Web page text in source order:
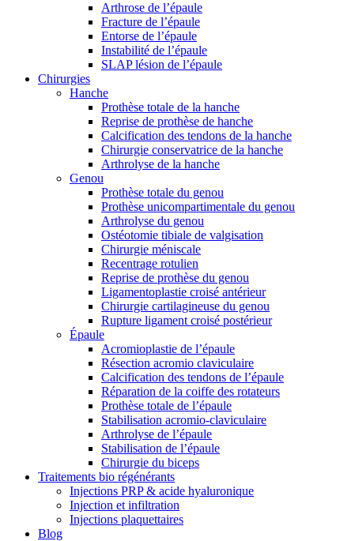
Arthrose de l’épaule
Fracture de l’épaule
Entorse de l’épaule
Instabilité de l’épaule
SLAP lésion de l’épaule
Chirurgies
Hanche
Prothèse totale de la hanche
Reprise de prothèse de hanche
Calcification des tendons de la hanche
Chirurgie conservatrice de la hanche
Arthrolyse de la hanche
Genou
Prothèse totale du genou
Prothèse unicompartimentale du genou
Arthrolyse du genou
Ostéotomie tibiale de valgisation
Chirurgie méniscale
Recentrage rotulien
Reprise de prothèse du genou
Ligamentoplastie croisé antérieur
Chirurgie cartilagineuse du genou
Rupture ligament croisé postérieur
Épaule
Acromioplastie de l’épaule
Résection acromio claviculaire
Calcification des tendons de l’épaule
Réparation de la coiffe des rotateurs
Prothèse totale de l’épaule
Stabilisation acromio-claviculaire
Arthrolyse de l’épaule
Stabilisation de l’épaule
Chirurgie du biceps
Traitements bio régénérants
Injections PRP & acide hyaluronique
Injection et infiltration
Injections plaquettaires
Blog